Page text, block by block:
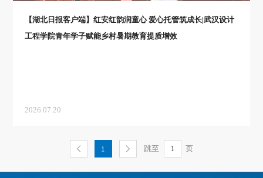
【湖北日报客户端】红安红韵润童心 爱心托管筑成长|武汉设计
工程学院青年学子赋能乡村暑期教育提质增效
2026.07.20
1 跳至 页